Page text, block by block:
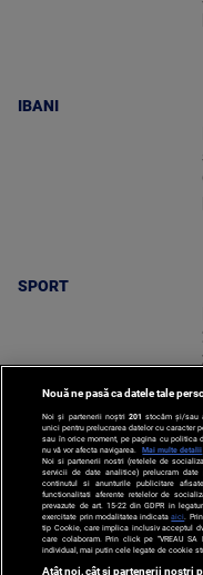
IBANI
SPORT
SPORT
Nouă ne pasă ca datele tale
Noi și partenerii noștri 201 stocăm și/sau
unici pentru prelucrarea datelor cu caracter
sau în orice moment, pe pagina cu politica
nu vă vor afecta navigarea.
Mai multe detalii
Noi si partenerii nostri (retelele de
servicii de date analitice) prelucram date
continutul si anunturile publicitare
functionalitati aferente retelelor de
prevazute de art. 15-22 din GDPR in
exercitate prin modalitatea indicataaici .
tip Cookie, care implica inclusiv acceptul
care colaboram. Prin click pe “VREAU SA
individual, mai putin cele legate de cookie
Atât noi, cât și partenerii noștri